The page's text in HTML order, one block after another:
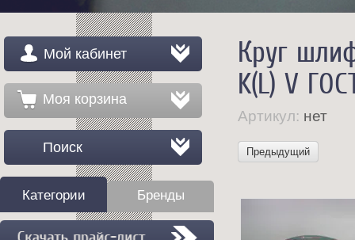
Круг
K(L) V
Артикул: нет
Предыдущий
Мой кабинет
Моя корзина
Поиск
Категории Бренды